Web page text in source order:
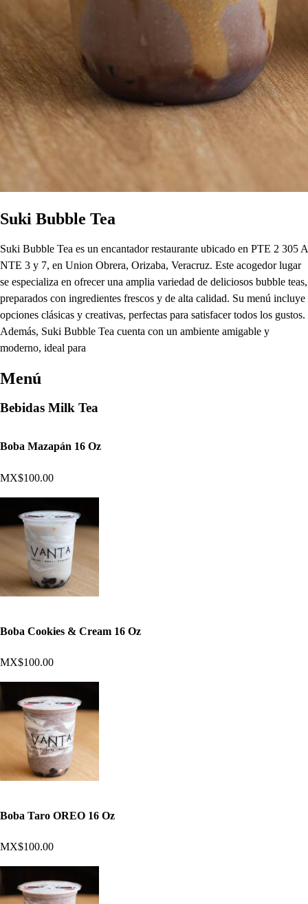
Suki Bubble Tea
Suki Bubble Tea es un encantador restaurante ubicado en PTE 2 305 A
NTE 3 y 7, en Union Obrera, Orizaba, Veracruz. Este acogedor lugar
se especializa en ofrecer una amplia variedad de deliciosos bubble teas,
preparados con ingredientes frescos y de alta calidad. Su menú incluye
opciones clásicas y creativas, perfectas para satisfacer todos los gustos.
Además, Suki Bubble Tea cuenta con un ambiente amigable y
moderno, ideal para
Menú
Bebidas Milk Tea
Boba Mazapán 16 Oz
MX$100.00
Boba Cookies & Cream 16 Oz
MX$100.00
Boba Taro OREO 16 Oz
MX$100.00